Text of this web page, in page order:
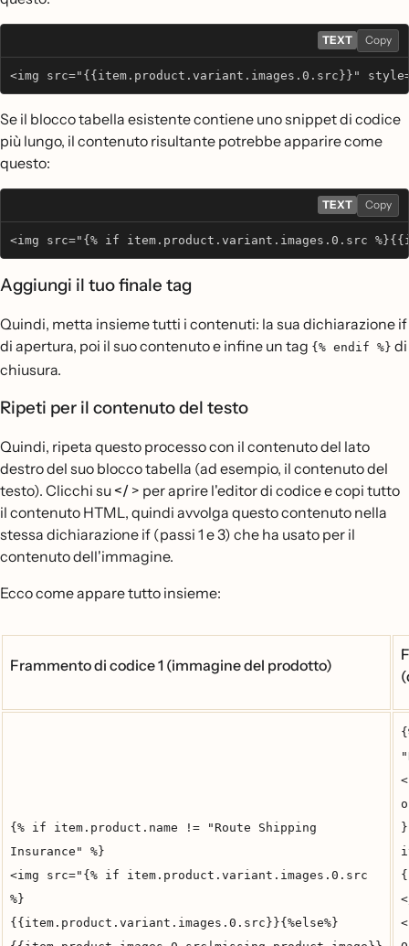
TEXT Copy
<img src="{{item.product.variant.images.0.src}}"
Se il blocco tabella esistente contiene uno snippet di codice
più lungo, il contenuto risultante potrebbe apparire come
questo:
TEXT Copy
<img src="{% if item.product.variant.images.0.src
Aggiungi il tuo finale tag
Quindi, metta insieme tutti i contenuti: la sua dichiarazione if
di apertura, poi il suo contenuto e infine un tag {% endif %} di
chiusura.
Ripeti per il contenuto del testo
Quindi, ripeta questo processo con il contenuto del lato
destro del suo blocco tabella (ad esempio, il contenuto del
testo). Clicchi su </ > per aprire l'editor di codice e copi tutto
il contenuto HTML, quindi avvolga questo contenuto nella
stessa dichiarazione if (passi 1 e 3) che ha usato per il
contenuto dell'immagine.
Ecco come appare tutto insieme:
Frammento di codice 1 (immagine del prodotto)
{% if item.product.name != "Route Shipping
Insurance" %}
<img src="{% if item.product.variant.images.0.src
%}
{{item.product.variant.images.0.src}}{%else%}